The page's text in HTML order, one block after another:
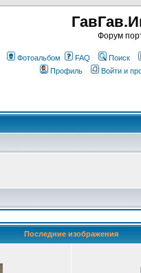
Форум
Фотоальбом FAQ Поиск
Профиль
Войти и
Последние изображения